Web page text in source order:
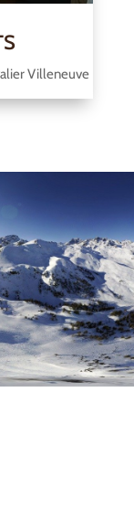
Villeneuve